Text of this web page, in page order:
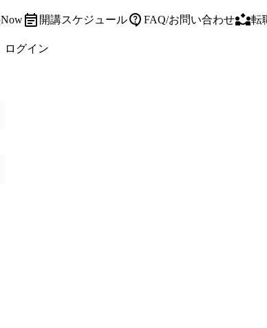
開講スケジュール FAQ/お問い合わせ 転
ログイン